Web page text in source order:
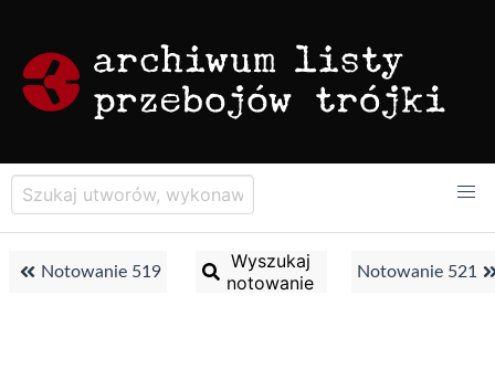
Notowanie 519
Wyszukaj
notowanie
Notowanie 521